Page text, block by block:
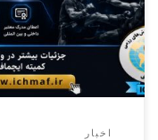
اخبار